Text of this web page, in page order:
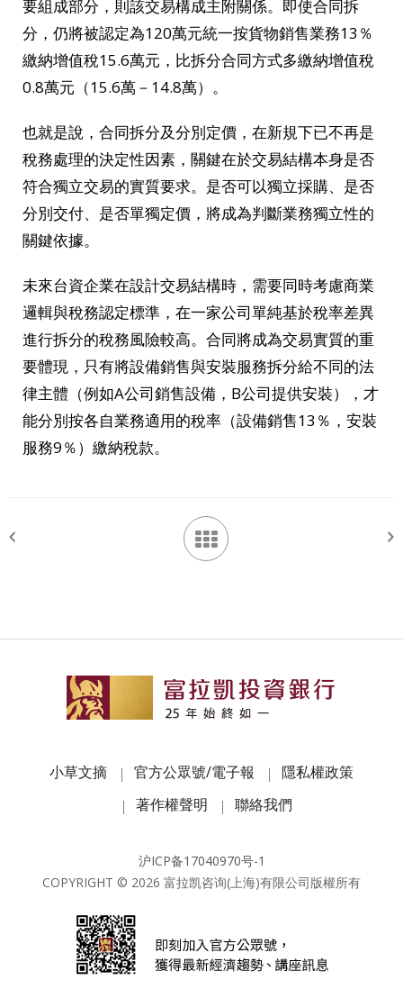
要組成部分，則該交易構成主附關係。即使合同拆
分，仍將被認定為120萬元統一按貨物銷售業務13％
繳納增值稅15.6萬元，比拆分合同方式多繳納增值稅
0.8萬元（15.6萬－14.8萬）。
也就是說，合同拆分及分別定價，在新規下已不再是
稅務處理的決定性因素，關鍵在於交易結構本身是否
符合獨立交易的實質要求。是否可以獨立採購、是否
分別交付、是否單獨定價，將成為判斷業務獨立性的
關鍵依據。
未來台資企業在設計交易結構時，需要同時考慮商業
邏輯與稅務認定標準，在一家公司單純基於稅率差異
進行拆分的稅務風險較高。合同將成為交易實質的重
要體現，只有將設備銷售與安裝服務拆分給不同的法
律主體（例如A公司銷售設備，B公司提供安裝），才
能分別按各自業務適用的稅率（設備銷售13％，安裝
服務9％）繳納稅款。
小草文摘 官方公眾號/電子報
隱私權政策
著作權聲明
聯絡我們
沪ICP备17040970号-1
COPYRIGHT © 2026 富拉凯咨询(上海)有限公司版權所有